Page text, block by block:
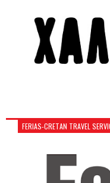
FERIAS-CRETAN TRAVEL